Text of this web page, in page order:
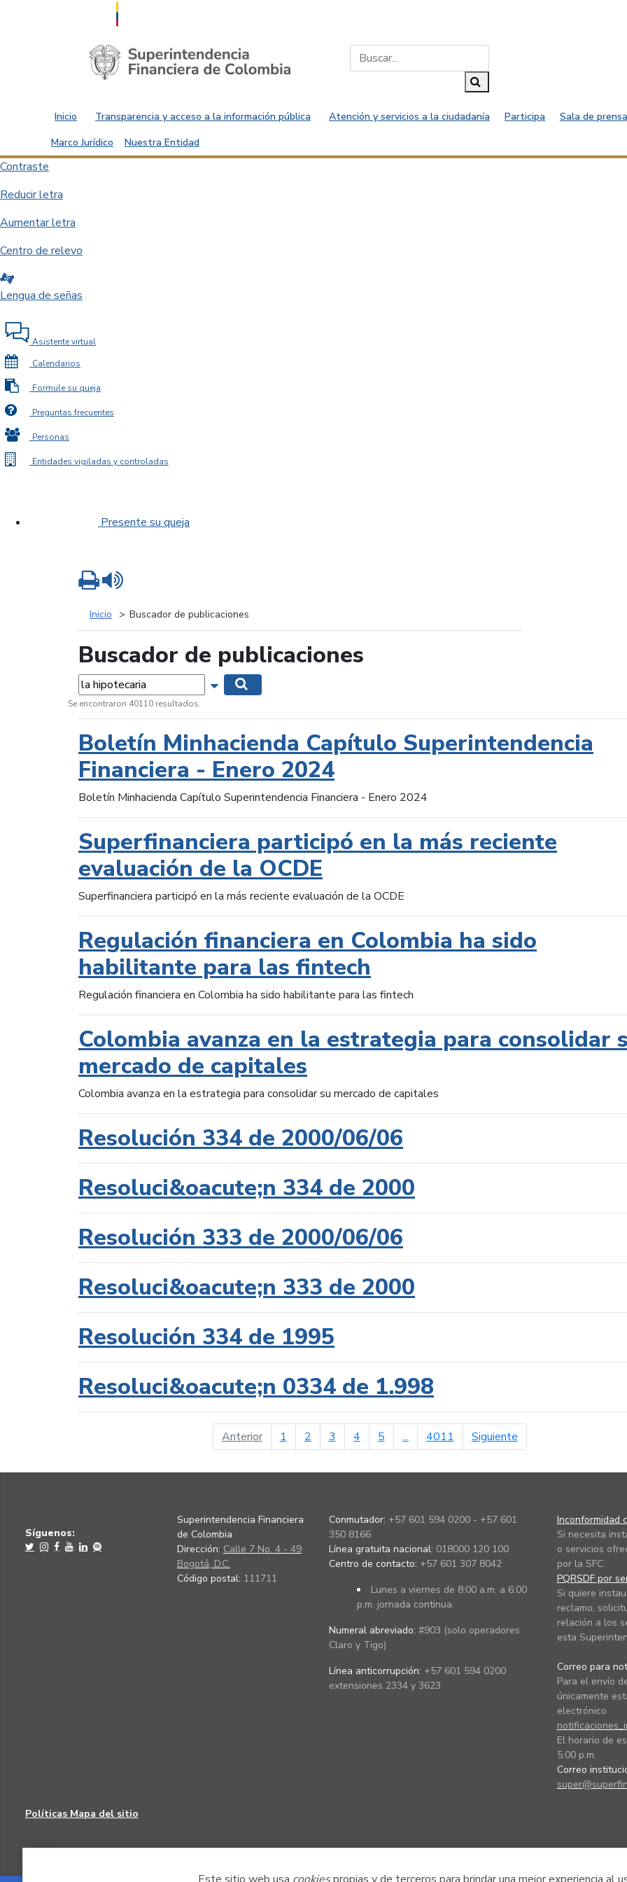
Saltar al contenido principal
Inicio Transparencia y acceso a la información pública Atención y servicios a la ciudadanía Participa
Sala de
Marco Jurídico
Nuestra Entidad
Contraste
Reducir letra
Aumentar letra
Centro de relevo
Lengua de señas
Asistente virtual
Calendarios
Formule su queja
Preguntas frecuentes
Personas
Entidades vigiladas y controladas
Presente su queja
Inicio Buscador de publicaciones
Buscador de publicaciones
Palabras... Mostrar opciones de búsqueda
Se encontraron 40110 resultados.
Boletín Minhacienda Capítulo Superintendencia
Financiera - Enero 2024
Boletín Minhacienda Capítulo Superintendencia Financiera - Enero 2024
Superfinanciera participó en la más reciente
evaluación de la OCDE
Superfinanciera participó en la más reciente evaluación de la OCDE
Regulación financiera en Colombia ha sido
habilitante para las fintech
Regulación financiera en Colombia ha sido habilitante para las fintech
Colombia avanza en la estrategia para consolidar
mercado de capitales
Colombia avanza en la estrategia para consolidar su mercado de capitales
Resolución 334 de 2000/06/06
Resoluci&oacute;n 334 de 2000
Resolución 333 de 2000/06/06
Resoluci&oacute;n 333 de 2000
Resolución 334 de 1995
Resoluci&oacute;n 0334 de 1.998
Anteriorpágina anterior
1 2 3 4 5 ... 4011 Siguientepágina siguiente
Imprimir
Síguenos:
Superintendencia Financiera
de Colombia
Dirección: Calle 7 No. 4 - 49
Bogotá, D.C.
Código postal: 111711
Conmutador: +57 601 594 0200 - +57 601
350 8166
Línea gratuita nacional: 018000 120 100
Centro de contacto: +57 601 307 8042
Lunes a viernes de 8:00 a.m. a 6:00
p.m. jornada continua.
Numeral abreviado: #903 (solo operadores
Claro y Tigo)
Línea anticorrupción: +57 601 594 0200
extensiones 2334 y 3623
Inconformidad
Si necesita
o servicios
por la SFC.
PQRSDF por
Si quiere
reclamo,
relación a los
esta
Correo para
Para el envío
únicamente
electrónico
El horario de
5:00 p.m.
Correo
Políticas Mapa del sitio